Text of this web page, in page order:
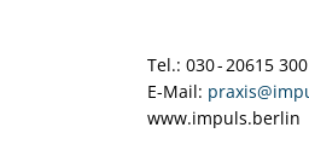
Tel.: 030 - 20615 300
E-Mail:
www.impuls.berlin